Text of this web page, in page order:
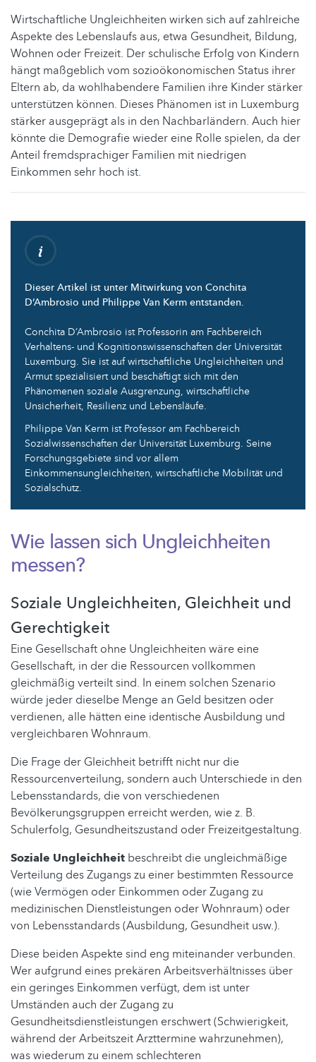
Wirtschaftliche Ungleichheiten wirken sich auf zahlreiche
Aspekte des Lebenslaufs aus, etwa Gesundheit, Bildung,
Wohnen oder Freizeit. Der schulische Erfolg von Kindern
hängt maßgeblich vom sozioökonomischen Status ihrer
Eltern ab, da wohlhabendere Familien ihre Kinder stärker
unterstützen können. Dieses Phänomen ist in Luxemburg
stärker ausgeprägt als in den Nachbarländern. Auch hier
könnte die Demografie wieder eine Rolle spielen, da der
Anteil fremdsprachiger Familien mit niedrigen
Einkommen sehr hoch ist.
Dieser Artikel ist unter Mitwirkung von Conchita
D’Ambrosio und Philippe Van Kerm entstanden.
Conchita D’Ambrosio ist Professorin am Fachbereich
Verhaltens- und Kognitionswissenschaften der Universität
Luxemburg. Sie ist auf wirtschaftliche Ungleichheiten und
Armut spezialisiert und beschäftigt sich mit den
Phänomenen soziale Ausgrenzung, wirtschaftliche
Unsicherheit, Resilienz und Lebensläufe.
Philippe Van Kerm ist Professor am Fachbereich
Sozialwissenschaften der Universität Luxemburg. Seine
Forschungsgebiete sind vor allem
Einkommensungleichheiten, wirtschaftliche Mobilität und
Sozialschutz.
Wie lassen sich Ungleichheiten
messen?
Soziale Ungleichheiten, Gleichheit und
Gerechtigkeit
Eine Gesellschaft ohne Ungleichheiten wäre eine
Gesellschaft, in der die Ressourcen vollkommen
gleichmäßig verteilt sind. In einem solchen Szenario
würde jeder dieselbe Menge an Geld besitzen oder
verdienen, alle hätten eine identische Ausbildung und
vergleichbaren Wohnraum.
Die Frage der Gleichheit betrifft nicht nur die
Ressourcenverteilung, sondern auch Unterschiede in den
Lebensstandards, die von verschiedenen
Bevölkerungsgruppen erreicht werden, wie z. B.
Schulerfolg, Gesundheitszustand oder Freizeitgestaltung.
Soziale Ungleichheit beschreibt die ungleichmäßige
Verteilung des Zugangs zu einer bestimmten Ressource
(wie Vermögen oder Einkommen oder Zugang zu
medizinischen Dienstleistungen oder Wohnraum) oder
von Lebensstandards (Ausbildung, Gesundheit usw.).
Diese beiden Aspekte sind eng miteinander verbunden.
Wer aufgrund eines prekären Arbeitsverhältnisses über
ein geringes Einkommen verfügt, dem ist unter
Umständen auch der Zugang zu
Gesundheitsdienstleistungen erschwert (Schwierigkeit,
während der Arbeitszeit Arzttermine wahrzunehmen),
was wiederum zu einem schlechteren